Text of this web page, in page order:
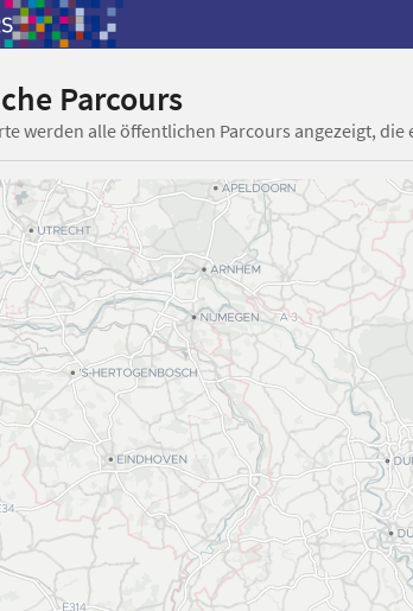
Parcours
werden alle öffentlichen Parcours angezeigt,